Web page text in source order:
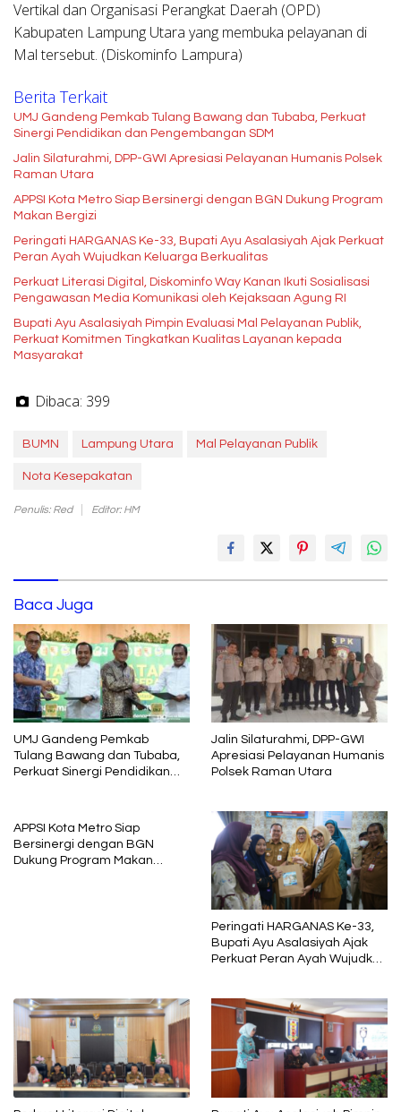
Vertikal dan Organisasi Perangkat Daerah (OPD)
Kabupaten Lampung Utara yang membuka pelayanan di
Mal tersebut. (Diskominfo Lampura)
Berita Terkait
UMJ Gandeng Pemkab Tulang Bawang dan Tubaba, Perkuat
Sinergi Pendidikan dan Pengembangan SDM
Jalin Silaturahmi, DPP-GWI Apresiasi Pelayanan Humanis Polsek
Raman Utara
APPSI Kota Metro Siap Bersinergi dengan BGN Dukung Program
Makan Bergizi
Peringati HARGANAS Ke-33, Bupati Ayu Asalasiyah Ajak Perkuat
Peran Ayah Wujudkan Keluarga Berkualitas
Perkuat Literasi Digital, Diskominfo Way Kanan Ikuti Sosialisasi
Pengawasan Media Komunikasi oleh Kejaksaan Agung RI
Bupati Ayu Asalasiyah Pimpin Evaluasi Mal Pelayanan Publik,
Perkuat Komitmen Tingkatkan Kualitas Layanan kepada
Masyarakat
Dibaca: 399
BUMN Lampung Utara Mal Pelayanan Publik
Nota Kesepakatan
Penulis: Red Editor: HM
Baca Juga
UMJ Gandeng Pemkab
Tulang Bawang dan Tubaba,
Perkuat Sinergi Pendidikan
Jalin Silaturahmi, DPP-GWI
Apresiasi Pelayanan Humanis
Polsek Raman Utara
APPSI Kota Metro Siap
Bersinergi dengan BGN
Dukung Program Makan
Peringati HARGANAS Ke-33,
Bupati Ayu Asalasiyah Ajak
Perkuat Peran Ayah Wujudkan